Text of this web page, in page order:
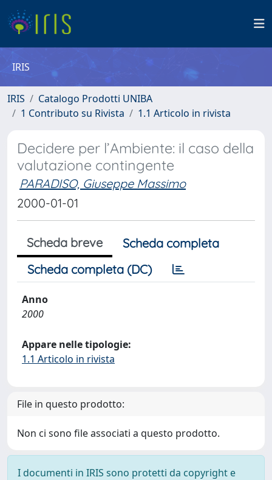
IRIS
IRIS
Catalogo Prodotti UNIBA
1 Contributo su Rivista
1.1 Articolo in rivista
Decidere per l’Ambiente: il caso della
valutazione contingente
PARADISO, Giuseppe Massimo
2000-01-01
Scheda breve
Scheda completa
Scheda completa (DC)
Anno
2000
Appare nelle tipologie:
1.1 Articolo in rivista
File in questo prodotto:
Non ci sono file associati a questo prodotto.
I documenti in IRIS sono protetti da copyright e